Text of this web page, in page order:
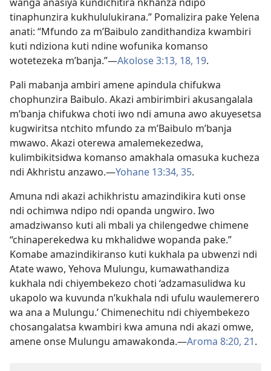
wanga anasiya kundichitira nkhanza ndipo
tinaphunzira kukhululukirana.” Pomalizira pake Yelena
anati: “Mfundo za m’Baibulo zandithandiza kwambiri
kuti ndiziona kuti ndine wofunika komanso
wotetezeka m’banja.”​—Akolose 3:13, 18, 19.
Pali mabanja ambiri amene apindula chifukwa
chophunzira Baibulo. Akazi ambirimbiri akusangalala
m’banja chifukwa choti iwo ndi amuna awo akuyesetsa
kugwiritsa ntchito mfundo za m’Baibulo m’banja
mwawo. Akazi oterewa amalemekezedwa,
kulimbikitsidwa komanso amakhala omasuka kucheza
ndi Akhristu anzawo.​—Yohane 13:34, 35.
Amuna ndi akazi achikhristu amazindikira kuti onse
ndi ochimwa ndipo ndi opanda ungwiro. Iwo
amadziwanso kuti ali mbali ya chilengedwe chimene
“chinaperekedwa ku mkhalidwe wopanda pake.”
Komabe amazindikiranso kuti kukhala pa ubwenzi ndi
Atate wawo, Yehova Mulungu, kumawathandiza
kukhala ndi chiyembekezo choti ‘adzamasulidwa ku
ukapolo wa kuvunda n’kukhala ndi ufulu waulemerero
wa ana a Mulungu.’ Chimenechitu ndi chiyembekezo
chosangalatsa kwambiri kwa amuna ndi akazi omwe,
amene onse Mulungu amawakonda.​—Aroma 8:20, 21.